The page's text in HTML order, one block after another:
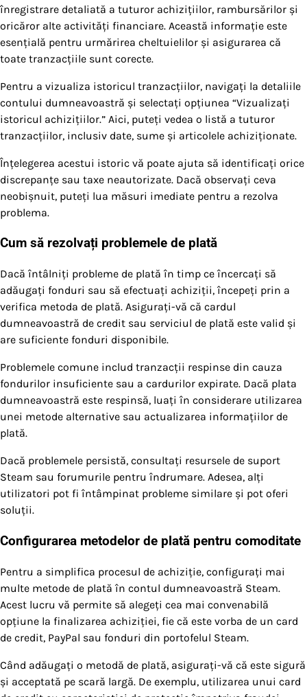
înregistrare detaliată a tuturor achizițiilor, rambursărilor și
oricăror alte activități financiare. Această informație este
esențială pentru urmărirea cheltuielilor și asigurarea că
toate tranzacțiile sunt corecte.
Pentru a vizualiza istoricul tranzacțiilor, navigați la detaliile
contului dumneavoastră și selectați opțiunea “Vizualizați
istoricul achizițiilor.” Aici, puteți vedea o listă a tuturor
tranzacțiilor, inclusiv date, sume și articolele achiziționate.
Înțelegerea acestui istoric vă poate ajuta să identificați orice
discrepanțe sau taxe neautorizate. Dacă observați ceva
neobișnuit, puteți lua măsuri imediate pentru a rezolva
problema.
Cum să rezolvați problemele de plată
Dacă întâlniți probleme de plată în timp ce încercați să
adăugați fonduri sau să efectuați achiziții, începeți prin a
verifica metoda de plată. Asigurați-vă că cardul
dumneavoastră de credit sau serviciul de plată este valid și
are suficiente fonduri disponibile.
Problemele comune includ tranzacții respinse din cauza
fondurilor insuficiente sau a cardurilor expirate. Dacă plata
dumneavoastră este respinsă, luați în considerare utilizarea
unei metode alternative sau actualizarea informațiilor de
plată.
Dacă problemele persistă, consultați resursele de suport
Steam sau forumurile pentru îndrumare. Adesea, alți
utilizatori pot fi întâmpinat probleme similare și pot oferi
soluții.
Configurarea metodelor de plată pentru comoditate
Pentru a simplifica procesul de achiziție, configurați mai
multe metode de plată în contul dumneavoastră Steam.
Acest lucru vă permite să alegeți cea mai convenabilă
opțiune la finalizarea achiziției, fie că este vorba de un card
de credit, PayPal sau fonduri din portofelul Steam.
Când adăugați o metodă de plată, asigurați-vă că este sigură
și acceptată pe scară largă. De exemplu, utilizarea unui card